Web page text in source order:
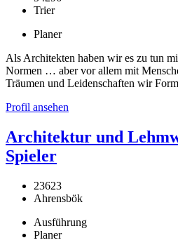
Trier
Planer
Als Architekten haben wir es zu tun
Normen … aber vor allem mit
Träumen und Leidenschaften wir
Profil ansehen
Architektur und
Spieler
23623
Ahrensbök
Ausführung
Planer